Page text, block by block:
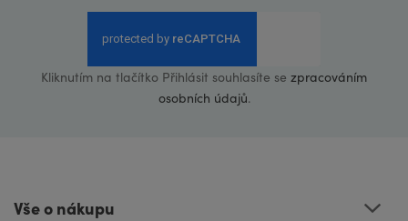
Kliknutím na tlačítko Přihlásit souhlasíte se zpracováním
osobních údajů.
Vše o nákupu